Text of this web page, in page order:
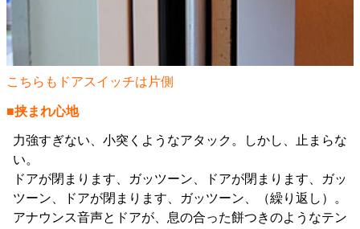
こちらもドアスイッチは片側
■挟まれ心地
力強すぎない、小突くようなアタック。しかし、止まらな
い。
ドアが閉まります、ガッツーン、ドアが閉まります、ガッ
ツーン、ドアが閉まります、ガッツーン、（繰り返し）。
アナウンス音声とドアが、息の合った餅つきのようなテン